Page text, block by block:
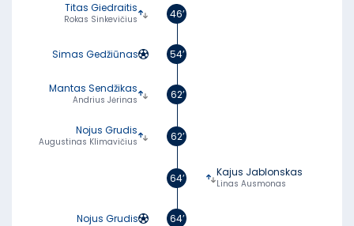
Titas Giedraitis
Rokas Sinkevičius 46’
Simas Gedžiūnas 54’
Mantas Sendžikas
Andrius Jėrinas 62’
Nojus Grudis
Augustinas Klimavičius 62’
64’ Kajus Jablonskas
Linas Ausmonas
Nojus Grudis 64’